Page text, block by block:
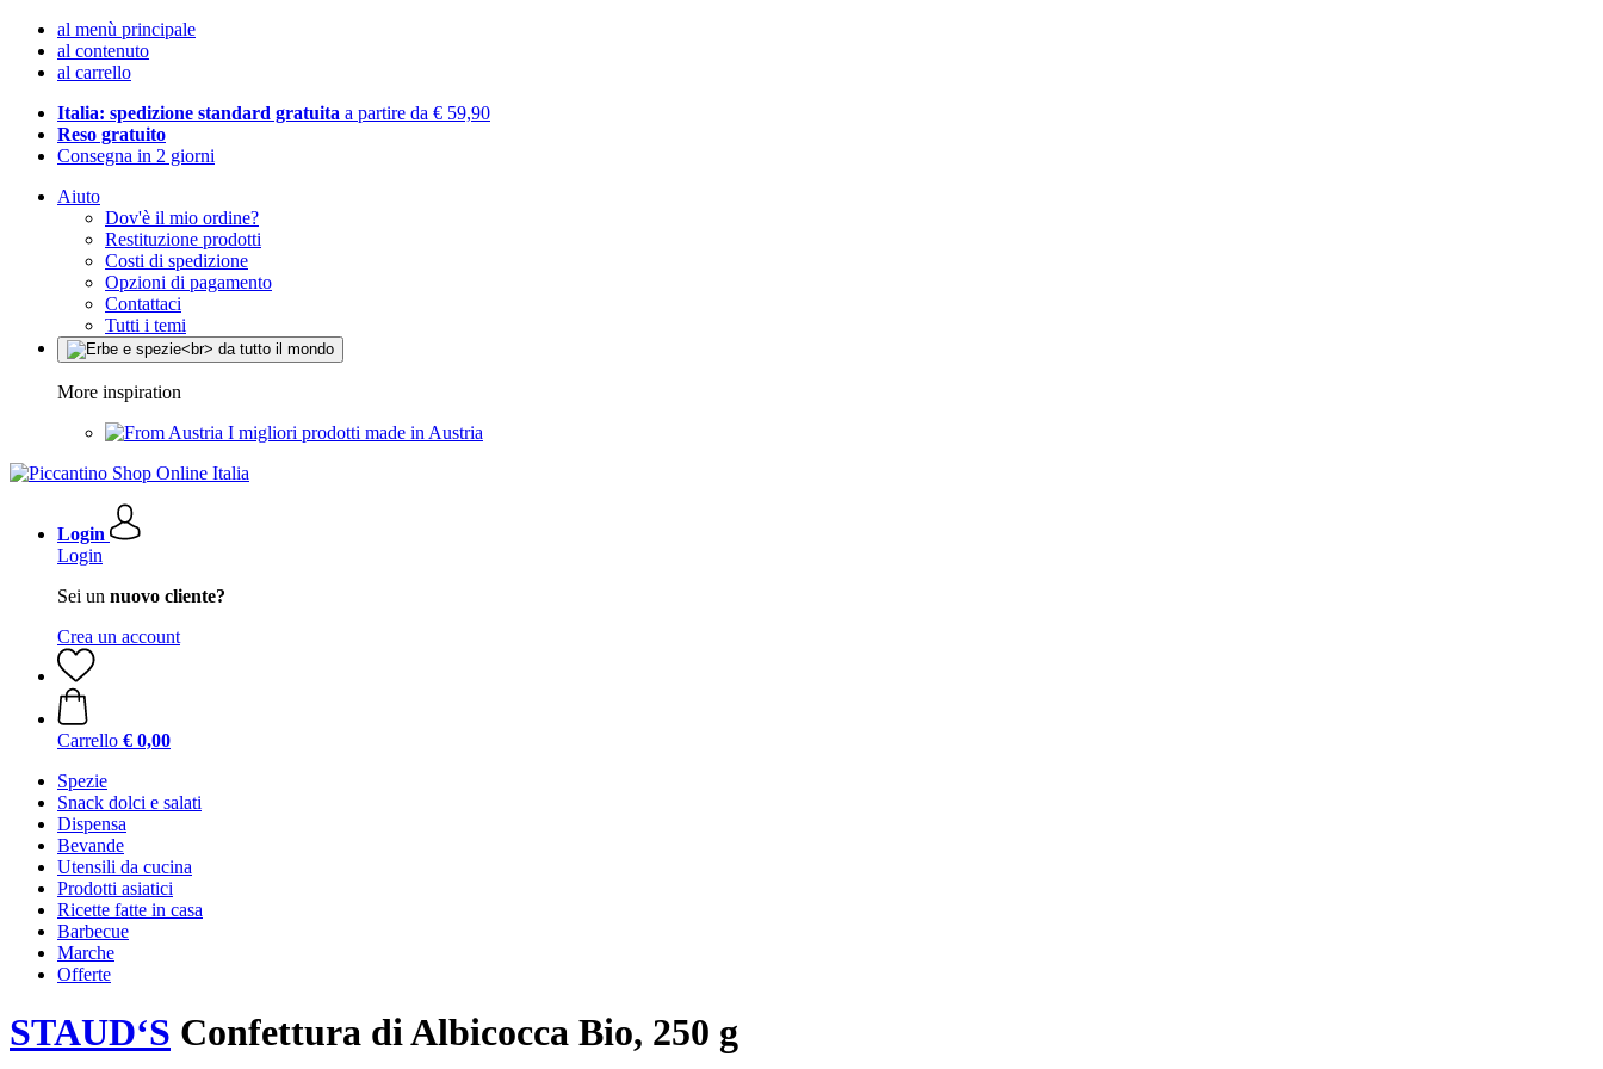
al menù principale
al contenuto
al carrello
Italia: spedizione standard gratuita a partire da € 59,90
Reso gratuito
Consegna in 2 giorni
Aiuto
Dov'è il mio ordine?
Restituzione prodotti
Costi di spedizione
Opzioni di pagamento
Contattaci
Tutti i temi
More inspiration
I migliori prodotti made in Austria
Login
Login
Sei un nuovo cliente?
Crea un account
Carrello € 0,00
Spezie
Snack dolci e salati
Dispensa
Bevande
Utensili da cucina
Prodotti asiatici
Ricette fatte in casa
Barbecue
Marche
Offerte
STAUD‘S Confettura di Albicocca Bio, 250 g